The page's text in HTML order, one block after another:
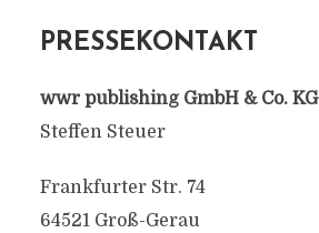
PRESSEKONTAKT
wwr publishing GmbH & Co. KG
Steffen Steuer
Frankfurter Str. 74
64521 Groß-Gerau